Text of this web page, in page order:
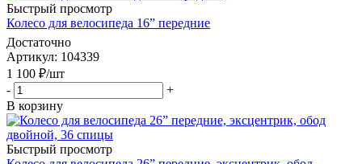
Быстрый просмотр
Колесо для велосипеда 16” передние
Достаточно
Артикул: 104339
1 100 ₽/шт
-
+
В корзину
Быстрый просмотр